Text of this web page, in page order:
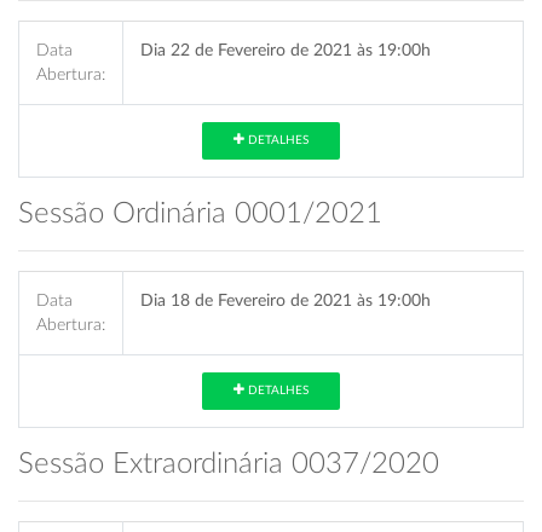
Data
Abertura:
Dia 22 de Fevereiro de 2021 às 19:00h
DETALHES
Sessão Ordinária 0001/2021
Data
Abertura:
Dia 18 de Fevereiro de 2021 às 19:00h
DETALHES
Sessão Extraordinária 0037/2020